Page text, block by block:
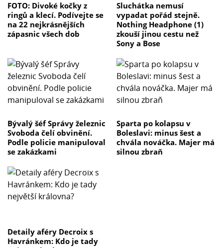
FOTO: Divoké kočky z
ringů a klecí. Podívejte se
na 22 nejkrásnějších
zápasnic všech dob
Sluchátka nemusí
vypadat pořád stejně.
Nothing Headphone (1)
zkouší jinou cestu než
Sony a Bose
Bývalý šéf Správy železnic
Svoboda čelí obvinění.
Podle policie manipuloval
se zakázkami
Sparta po kolapsu v
Boleslavi: minus šest a
chvála nováčka. Majer má
silnou zbraň
Detaily aféry Decroix s
Havránkem: Kdo je tady